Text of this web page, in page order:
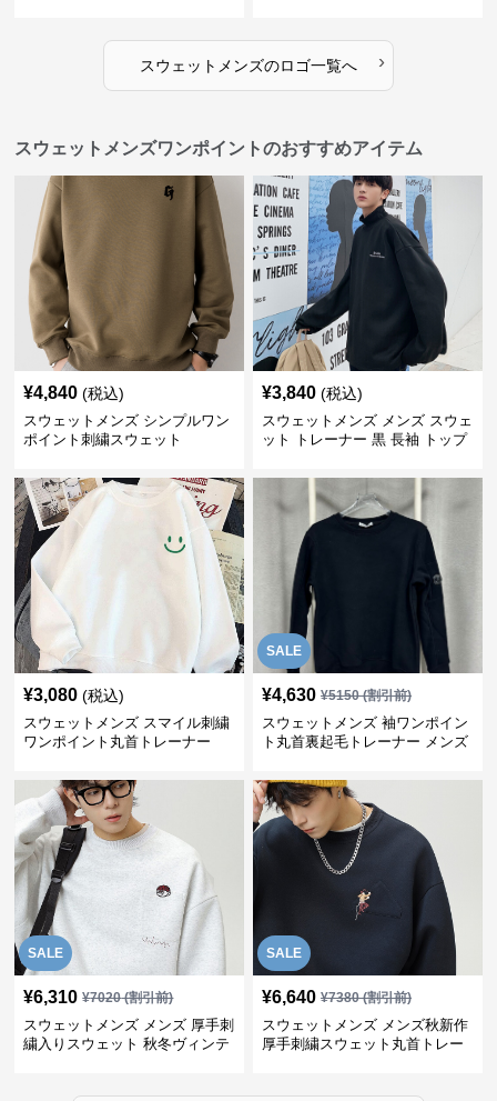
スウェットメンズのロゴ一覧へ ›
スウェットメンズワンポイントのおすすめアイテム
¥4,840 (税込)
スウェットメンズ シンプルワン
ポイント刺繍スウェット
¥3,840 (税込)
スウェットメンズ メンズ スウェ
ット トレーナー 黒 長袖 トップ
¥3,080 (税込)
スウェットメンズ スマイル刺繍
ワンポイント丸首トレーナー
SALE
¥4,630 ¥5150(割引前)
スウェットメンズ 袖ワンポイン
ト丸首裏起毛トレーナー メンズ
SALE
¥6,310 ¥7020(割引前)
スウェットメンズ メンズ 厚手刺
繍入りスウェット 秋冬ヴィンテ
SALE
¥6,640 ¥7380(割引前)
スウェットメンズ メンズ秋新作
厚手刺繍スウェット丸首トレー